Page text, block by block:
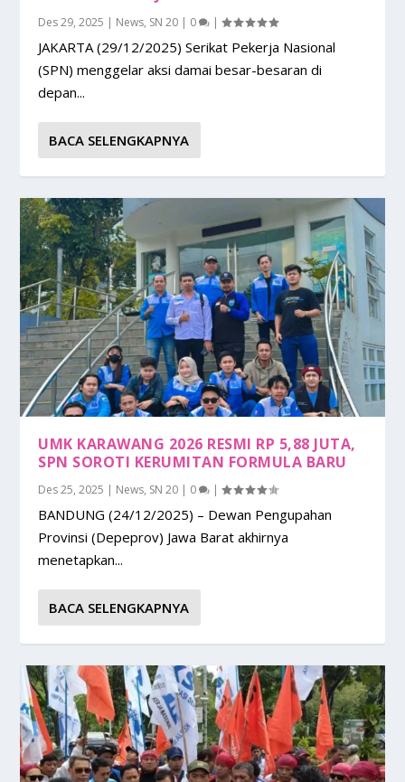
Des 29, 2025 | News, SN 20 | 0 |
JAKARTA (29/12/2025) Serikat Pekerja Nasional
(SPN) menggelar aksi damai besar-besaran di
depan...
BACA SELENGKAPNYA
UMK KARAWANG 2026 RESMI RP 5,88 JUTA,
SPN SOROTI KERUMITAN FORMULA BARU
Des 25, 2025 | News, SN 20 | 0 |
BANDUNG (24/12/2025) – Dewan Pengupahan
Provinsi (Depeprov) Jawa Barat akhirnya
menetapkan...
BACA SELENGKAPNYA